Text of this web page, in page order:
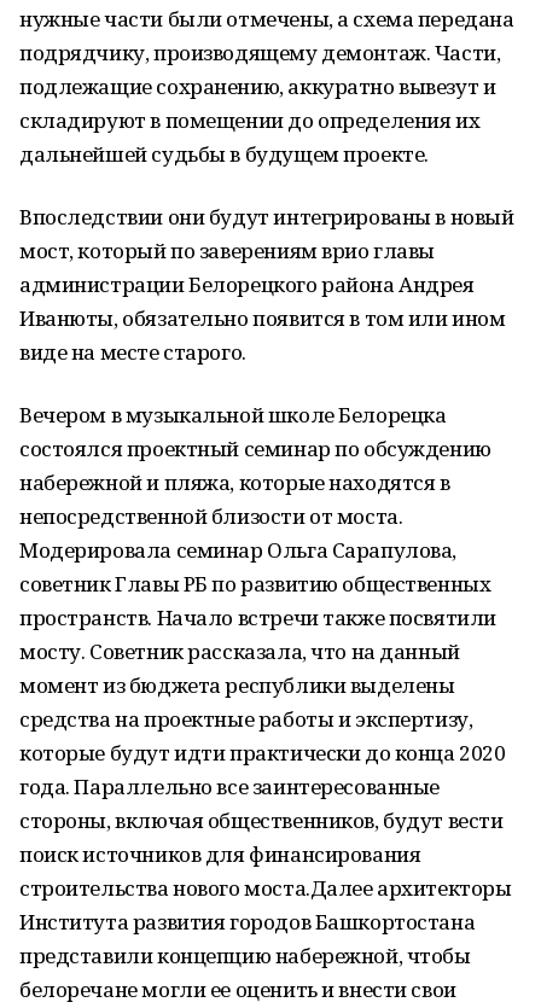
нужные части были отмечены, а схема передана
подрядчику, производящему демонтаж. Части,
подлежащие сохранению, аккуратно вывезут и
складируют в помещении до определения их
дальнейшей судьбы в будущем проекте.
Впоследствии они будут интегрированы в новый
мост, который по заверениям врио главы
администрации Белорецкого района Андрея
Иванюты, обязательно появится в том или ином
виде на месте старого.
Вечером в музыкальной школе Белорецка
состоялся проектный семинар по обсуждению
набережной и пляжа, которые находятся в
непосредственной близости от моста.
Модерировала семинар Ольга Сарапулова,
советник Главы РБ по развитию общественных
пространств. Начало встречи также посвятили
мосту. Советник рассказала, что на данный
момент из бюджета республики выделены
средства на проектные работы и экспертизу,
которые будут идти практически до конца 2020
года. Параллельно все заинтересованные
стороны, включая общественников, будут вести
поиск источников для финансирования
строительства нового моста.Далее архитекторы
Института развития городов Башкортостана
представили концепцию набережной, чтобы
белоречане могли ее оценить и внести свои